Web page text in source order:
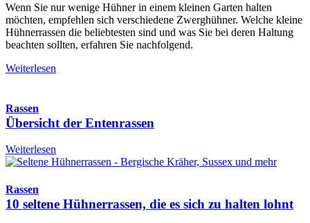
Wenn Sie nur wenige Hühner in einem kleinen Garten halten
möchten, empfehlen sich verschiedene Zwerghühner. Welche kleine
Hühnerrassen die beliebtesten sind und was Sie bei deren Haltung
beachten sollten, erfahren Sie nachfolgend.
Weiterlesen
Rassen
Übersicht der Entenrassen
Weiterlesen
Rassen
10 seltene Hühnerrassen, die es sich zu halten lohnt